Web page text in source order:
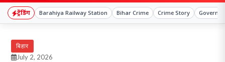
ट्रेंडिंग Barahiya Railway Station Bihar Crime Crime Story
बिहार
July 2, 2026